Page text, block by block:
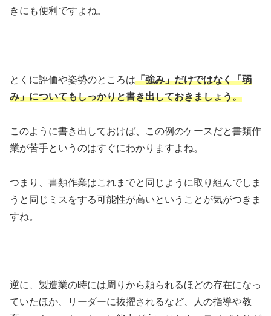
きにも便利ですよね。
とくに評価や姿勢のところは「強み」だけではなく「弱
み」についてもしっかりと書き出しておきましょう。
このように書き出しておけば、この例のケースだと書類作
業が苦手というのはすぐにわかりますよね。
つまり、書類作業はこれまでと同じように取り組んでしま
うと同じミスをする可能性が高いということが気がつきま
すね。
逆に、製造業の時には周りから頼られるほどの存在になっ
ていたほか、リーダーに抜擢されるなど、人の指導や教